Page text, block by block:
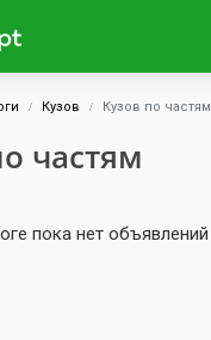
Кузов Кузов по частям
частям
пока нет объявлений